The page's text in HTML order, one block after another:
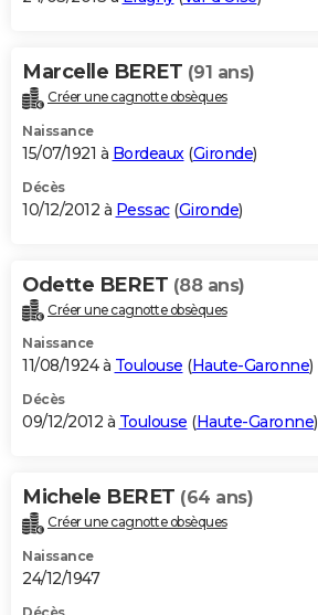
Marcelle BERET (91 ans)
Créer une cagnotte obsèques
Naissance
15/07/1921 à Bordeaux (Gironde)
Décès
10/12/2012 à Pessac(Gironde)
Odette BERET (88 ans)
Créer une cagnotte obsèques
Naissance
11/08/1924 à Toulouse (Haute-Garonne)
Décès
09/12/2012 à Toulouse (Haute-Garonne)
Michele BERET (64 ans)
Créer une cagnotte obsèques
Naissance
24/12/1947